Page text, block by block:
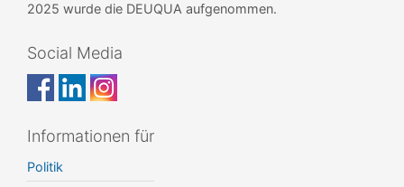
2025 wurde die DEUQUA aufgenommen.
Social Media
Informationen für
Politik